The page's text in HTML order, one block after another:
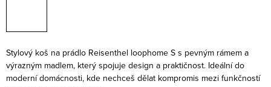
Stylový koš na prádlo Reisenthel loophome S s pevným rámem a
výrazným madlem, který spojuje design a praktičnost. Ideální do
moderní domácnosti, kde nechceš dělat kompromis mezi funkčností